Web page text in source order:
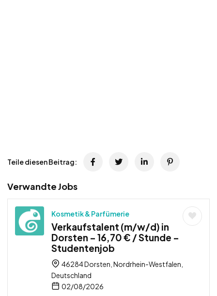
Teile diesen Beitrag:
Verwandte Jobs
Kosmetik & Parfümerie
Verkaufstalent (m/w/d) in
Dorsten – 16,70 € / Stunde –
Studentenjob
46284 Dorsten, Nordrhein-Westfalen,
Deutschland
02/08/2026